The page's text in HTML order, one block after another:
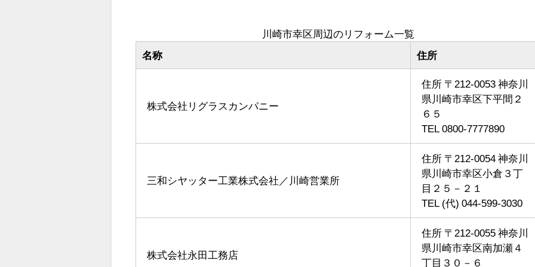
川崎市幸区周辺のリフォーム一覧
名称 住所
株式会社リグラスカンパニー
住所 〒212-0053 神奈川
県川崎市幸区下平間２
６５
TEL 0800-7777890
三和シヤッター工業株式会社／川崎営業所
住所 〒212-0054 神奈川
県川崎市幸区小倉３丁
目２５－２１
TEL (代) 044-599-3030
株式会社永田工務店
住所 〒212-0055 神奈川
県川崎市幸区南加瀬４
丁目３０－６